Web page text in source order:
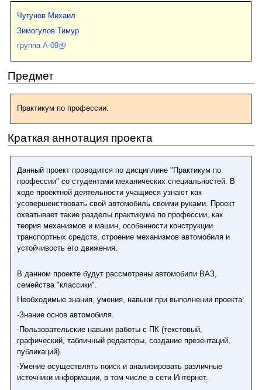
Чугунов Михаил
Зимогулов Тимур
группа А-09
Предмет
Практикум по профессии.
Краткая аннотация проекта
Данный проект проводится по дисциплине "Практикум по
профессии" со студентами механических специальностей. В
ходе проектной деятельности учащиеся узнают как
усовершенствовать свой автомобиль своими руками. Проект
охватывает такие разделы практикума по профессии, как
теория механизмов и машин, особенности конструкции
транспортных средств, строение механизмов автомобиля и
устойчивость его движения.
В данном проекте будут рассмотрены автомобили ВАЗ,
семейства "классики".
Необходимые знания, умения, навыки при выполнении проекта:
-Знание основ автомобиля.
-Пользовательские навыки работы с ПК (текстовый,
графический, табличный редакторы, создание презентаций,
публикаций).
-Умение осуществлять поиск и анализировать различные
источники информации, в том числе в сети Интернет.